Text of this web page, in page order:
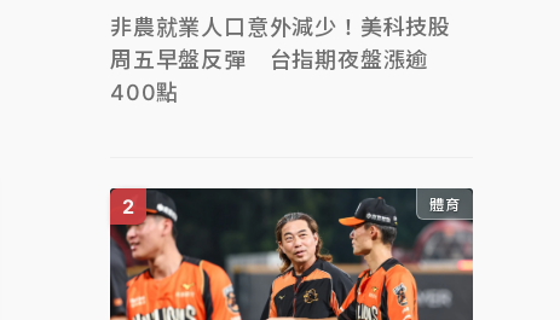
非農就業人口意外減少！美科技股
周五早盤反彈 台指期夜盤漲逾
400點
體育